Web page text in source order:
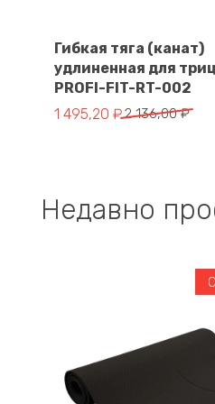
В корзину
Гибкая тяга (канат)
удлиненная для
PROFI-FIT-RT-002
2 136,00₽
Первоначальная цена
1 495,20 ₽
Текущая цена: 1 495,20
Недавно